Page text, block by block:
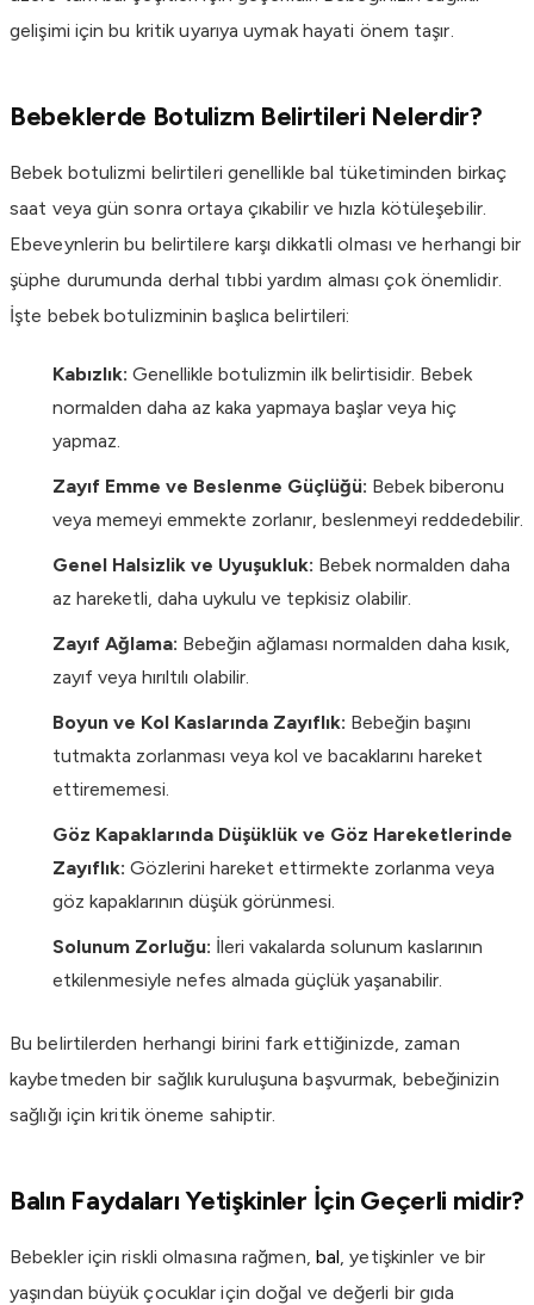
gelişimi için bu kritik uyarıya uymak hayati önem taşır.
Bebeklerde Botulizm Belirtileri Nelerdir?
Bebek botulizmi belirtileri genellikle bal tüketiminden birkaç
saat veya gün sonra ortaya çıkabilir ve hızla kötüleşebilir.
Ebeveynlerin bu belirtilere karşı dikkatli olması ve herhangi bir
şüphe durumunda derhal tıbbi yardım alması çok önemlidir.
İşte bebek botulizminin başlıca belirtileri:
Kabızlık: Genellikle botulizmin ilk belirtisidir. Bebek
normalden daha az kaka yapmaya başlar veya hiç
yapmaz.
Zayıf Emme ve Beslenme Güçlüğü: Bebek biberonu
veya memeyi emmekte zorlanır, beslenmeyi reddedebilir.
Genel Halsizlik ve Uyuşukluk: Bebek normalden daha
az hareketli, daha uykulu ve tepkisiz olabilir.
Zayıf Ağlama: Bebeğin ağlaması normalden daha kısık,
zayıf veya hırıltılı olabilir.
Boyun ve Kol Kaslarında Zayıflık: Bebeğin başını
tutmakta zorlanması veya kol ve bacaklarını hareket
ettirememesi.
Göz Kapaklarında Düşüklük ve Göz Hareketlerinde
Zayıflık: Gözlerini hareket ettirmekte zorlanma veya
göz kapaklarının düşük görünmesi.
Solunum Zorluğu: İleri vakalarda solunum kaslarının
etkilenmesiyle nefes almada güçlük yaşanabilir.
Bu belirtilerden herhangi birini fark ettiğinizde, zaman
kaybetmeden bir sağlık kuruluşuna başvurmak, bebeğinizin
sağlığı için kritik öneme sahiptir.
Balın Faydaları Yetişkinler İçin Geçerli midir?
Bebekler için riskli olmasına rağmen, bal, yetişkinler ve bir
yaşından büyük çocuklar için doğal ve değerli bir gıda